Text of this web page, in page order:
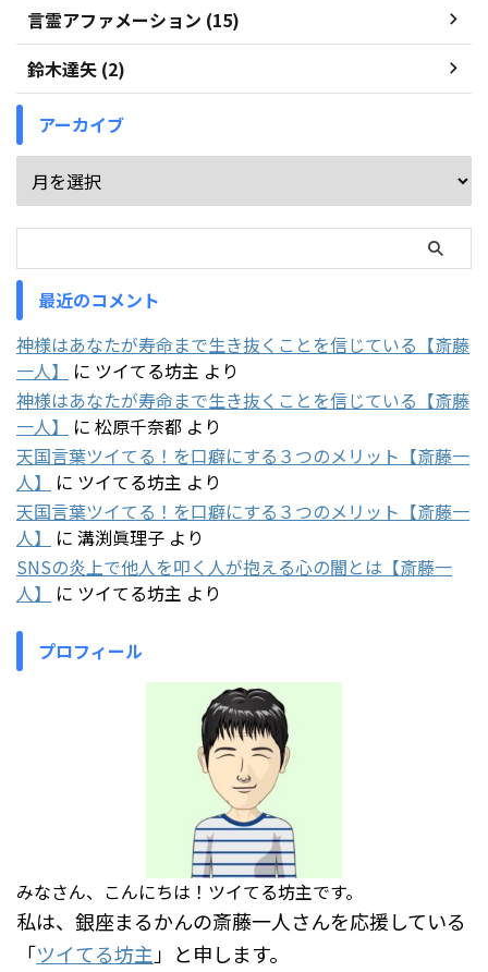
言霊アファメーション (15)
鈴木達矢 (2)
アーカイブ
最近のコメント
神様はあなたが寿命まで生き抜くことを信じている【斎藤
一人】
に ツイてる坊主 より
神様はあなたが寿命まで生き抜くことを信じている【斎藤
一人】
に 松原千奈都 より
天国言葉ツイてる！を口癖にする３つのメリット【斎藤一
人】
に ツイてる坊主 より
天国言葉ツイてる！を口癖にする３つのメリット【斎藤一
人】
に 溝渕眞理子 より
SNSの炎上で他人を叩く人が抱える心の闇とは【斎藤一
人】
に ツイてる坊主 より
プロフィール
みなさん、こんにちは！ツイてる坊主です。
私は、銀座まるかんの斎藤一人さんを応援している
「ツイてる坊主 」と申します。